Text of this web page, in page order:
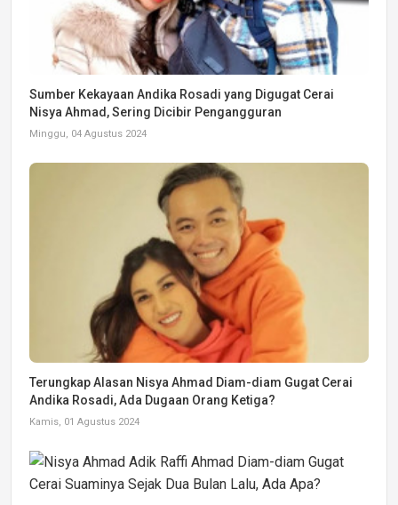
Sumber Kekayaan Andika Rosadi yang Digugat Cerai
Nisya Ahmad, Sering Dicibir Pengangguran
Minggu, 04 Agustus 2024
Terungkap Alasan Nisya Ahmad Diam-diam Gugat Cerai
Andika Rosadi, Ada Dugaan Orang Ketiga?
Kamis, 01 Agustus 2024